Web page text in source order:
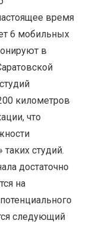
время
6 мобильных
в
километров
что
студий.
достаточно
на
следующий